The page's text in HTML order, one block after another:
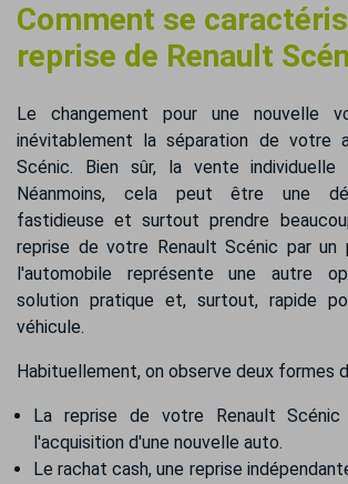
Comment se
reprise de Renault
Le changement pour une nouvelle
inévitablement la séparation de votre
Scénic. Bien sûr, la vente
Néanmoins, cela peut être une
fastidieuse et surtout prendre
reprise de votre Renault Scénic par un
l'automobile représente une autre
solution pratique et, surtout, rapide
véhicule.
Habituellement, on observe deux formes
La reprise de votre Renault
l'acquisition d'une nouvelle auto.
Le rachat cash, une reprise